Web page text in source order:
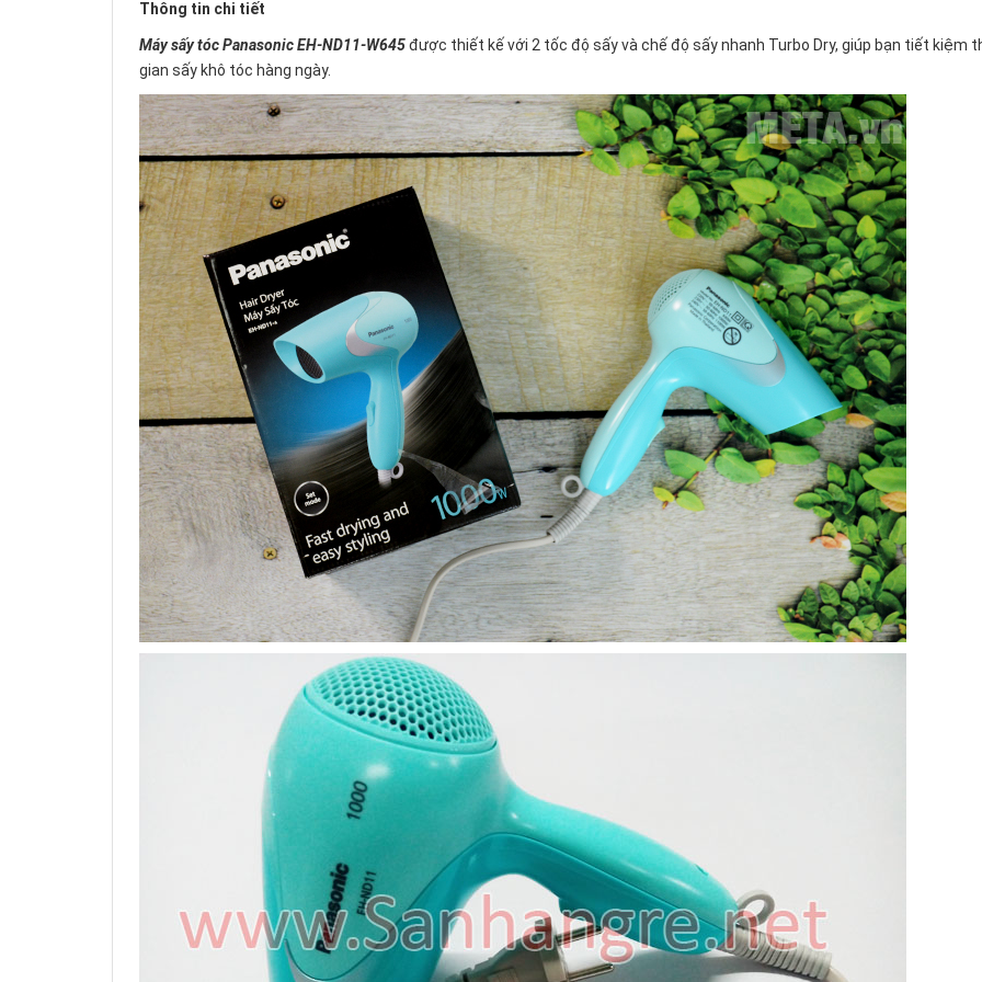
Thông tin chi tiết
Máy sấy tóc Panasonic EH-ND11-W645được thiết kế với 2 tốc độ sấy và chế độ sấy nhanh Turbo Dry, giúp bạn tiết kiệm
gian sấy khô tóc hàng ngày.